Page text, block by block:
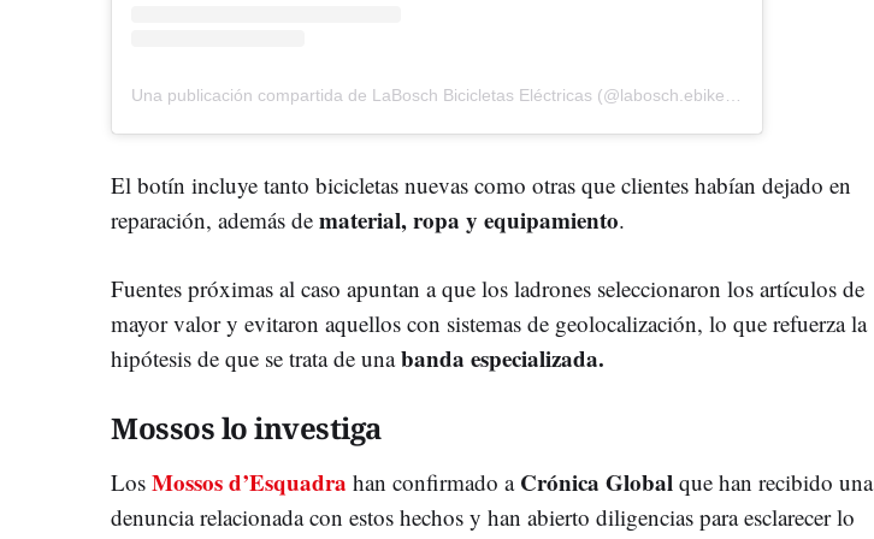
El botín incluye tanto bicicletas nuevas como otras que clientes habían dejado en
reparación, además de material, ropa y equipamiento.
Fuentes próximas al caso apuntan a que los ladrones seleccionaron los artículos de
mayor valor y evitaron aquellos con sistemas de geolocalización, lo que refuerza la
hipótesis de que se trata de unabanda especializada.
Mossos lo investiga
Los Mossos d’Esquadra han confirmado a Crónica Global que han recibido una
denuncia relacionada con estos hechos y han abierto diligencias para esclarecer lo